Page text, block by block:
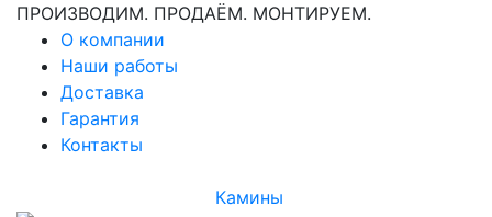
ПРОИЗВОДИМ. ПРОДАЁМ. МОНТИРУЕМ.
О компании
Наши работы
Доставка
Гарантия
Контакты
Камины